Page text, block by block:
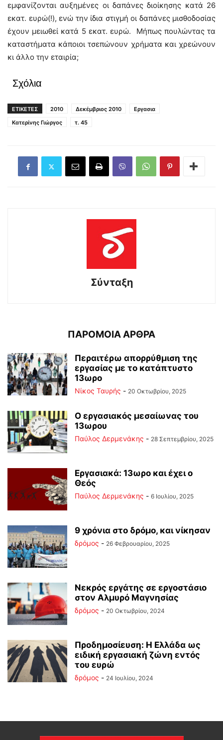
εμφανίζονται αυξημένες οι δαπάνες διοίκησης κατά 26
εκατ. ευρώ(!), ενώ την ίδια στιγμή οι δαπάνες μισθοδοσίας
έχουν μειωθεί κατά 5 εκατ. ευρώ. Μήπως πουλώντας τα
καταστήματα κάποιοι τσεπώνουν χρήματα και χρεώνουν
κι άλλο την εταιρία;
Σχόλια
ΕΤΙΚΕΤΕΣ 2010 Δεκέμβριος 2010
Εργασια
Κατερίνης Γιώργος
τ. 45
Σύνταξη
ΠΑΡΟΜΟΙΑ ΑΡΘΡΑ
Περαιτέρω απορρύθμιση της
εργασίας με το κατάπτυστο
13ωρο
Νίκος Ταυρής - 20 Οκτωβρίου, 2025
Ο εργασιακός μεσαίωνας του
13ωρου
Παύλος Δερμενάκης - 28 Σεπτεμβρίου, 2025
Εργασιακά: 13ωρο και έχει ο
Θεός
Παύλος Δερμενάκης - 6 Ιουλίου, 2025
9 χρόνια στο δρόμο, και νίκησαν
δρόμος - 26 Φεβρουαρίου, 2025
Νεκρός εργάτης σε εργοστάσιο
στον Αλμυρό Μαγνησίας
δρόμος - 20 Οκτωβρίου, 2024
Προδημοσίευση: Η Ελλάδα ως
ειδική εργασιακή ζώνη εντός
του ευρώ
δρόμος - 24 Ιουλίου, 2024